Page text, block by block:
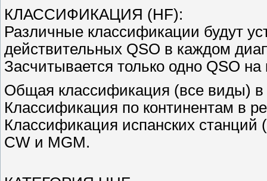
КЛАССИФИКАЦИЯ (HF):
Различные классификации будут
действительных QSO в каждом
Засчитывается только одно QSO
Общая классификация (все виды)
Классификация по континентам в
Классификация испанских
CW и MGM.